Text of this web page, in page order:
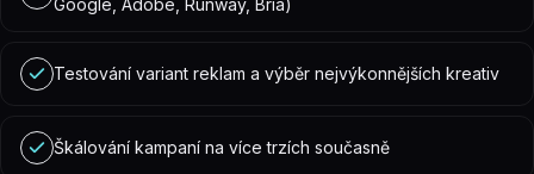
Google, Adobe, Runway, Bria)
Testování variant reklam a výběr nejvýkonnějších kreativ
Škálování kampaní na více trzích současně